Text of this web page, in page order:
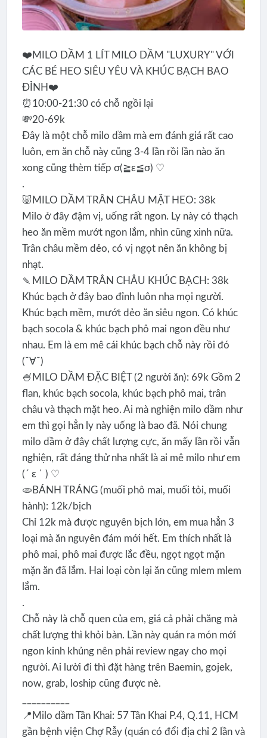
❤️MILO DẦM 1 LÍT MILO DẦM "LUXURY" VỚI
CÁC BÉ HEO SIÊU YÊU VÀ KHÚC BẠCH BAO
ĐỈNH❤️
⏰10:00-21:30 có chỗ ngồi lại
💸20-69k
Đây là một chỗ milo dầm mà em đánh giá rất cao
luôn, em ăn chỗ này cũng 3-4 lần rồi lần nào ăn
xong cũng thèm tiếp σ(≧ε≦σ) ♡
.
🐷MILO DẦM TRÂN CHÂU MẶT HEO: 38k
Milo ở đây đậm vị, uống rất ngon. Ly này có thạch
heo ăn mềm mướt ngon lắm, nhìn cũng xinh nữa.
Trân châu mềm dẻo, có vị ngọt nên ăn không bị
nhạt.
🍡MILO DẦM TRÂN CHÂU KHÚC BẠCH: 38k
Khúc bạch ở đây bao đỉnh luôn nha mọi người.
Khúc bạch mềm, mướt dẻo ăn siêu ngon. Có khúc
bạch socola & khúc bạch phô mai ngon đều như
nhau. Em là em mê cái khúc bạch chỗ này rồi đó
(˘∀˘)
🍧MILO DẦM ĐẶC BIỆT (2 người ăn): 69k Gồm 2
flan, khúc bạch socola, khúc bạch phô mai, trân
châu và thạch mặt heo. Ai mà nghiện milo dầm như
em thì gọi hẳn ly này uống là bao đã. Nói chung
milo dầm ở đây chất lượng cực, ăn mấy lần rồi vẫn
nghiện, rất đáng thử nha nhất là ai mê milo như em
(´ ε ` ) ♡
🫓BÁNH TRÁNG (muối phô mai, muối tỏi, muối
hành): 12k/bịch
Chỉ 12k mà được nguyên bịch lớn, em mua hẳn 3
loại mà ăn nguyên đám mới hết. Em thích nhất là
phô mai, phô mai được lắc đều, ngọt ngọt mặn
mặn ăn đã lắm. Hai loại còn lại ăn cũng mlem mlem
lắm.
.
Chỗ này là chỗ quen của em, giá cả phải chăng mà
chất lượng thì khỏi bàn. Lần này quán ra món mới
ngon kinh khủng nên phải review ngay cho mọi
người. Ai lười đi thì đặt hàng trên Baemin, gojek,
now, grab, loship cũng được nè.
📍Milo dầm Tân Khai: 57 Tân Khai P.4, Q.11, HCM
gần bệnh viện Chợ Rẫy (quán có đổi địa chỉ 2 lần và